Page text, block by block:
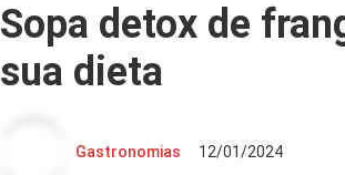
Sopa detox de
sua dieta
Gastronomias 12/01/2024